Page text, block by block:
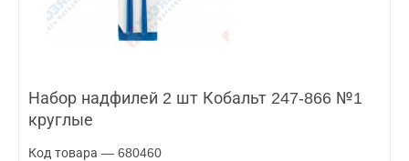
Набор надфилей 2 шт Кобальт 247-866 №1
круглые
Код товара — 680460